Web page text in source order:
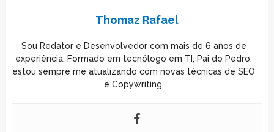
Thomaz Rafael
Sou Redator e Desenvolvedor com mais de 6 anos de
experiência. Formado em tecnólogo em TI, Pai do Pedro,
estou sempre me atualizando com novas técnicas de SEO
e Copywriting.